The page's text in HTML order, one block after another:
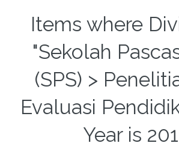
Items where
"Sekolah
(SPS) >
Evaluasi
Year is